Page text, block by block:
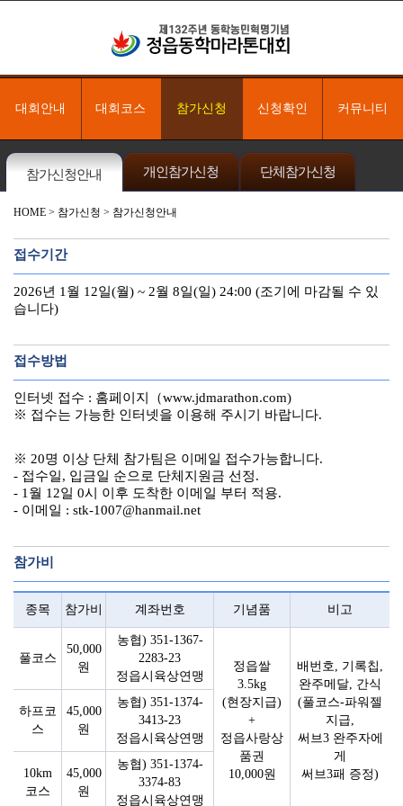
대회안내 대회코스 참가신청 신청확인 커뮤니티
참가신청안내 개인참가신청 단체참가신청
HOME > 참가신청 > 참가신청안내
접수기간
2026년 1월 12일(월) ~ 2월 8일(일) 24:00 (조기에 마감될 수 있
습니다)
접수방법
인터넷 접수 : 홈페이지（www.jdmarathon.com)
※ 접수는 가능한 인터넷을 이용해 주시기 바랍니다.
※ 20명 이상 단체 참가팀은 이메일 접수가능합니다.
- 접수일, 입금일 순으로 단체지원금 선정.
- 1월 12일 0시 이후 도착한 이메일 부터 적용.
- 이메일 : stk-1007@hanmail.net
참가비
종목 참가비 계좌번호 기념품 비고
풀코스
50,000
원
농협) 351-1367-
2283-23
정읍시육상연맹
정읍쌀
3.5kg
(현장지급)
+
정읍사랑상
품권
10,000원
배번호, 기록칩,
완주메달, 간식
(풀코스-파워젤
지급,
써브3 완주자에
게
써브3패 증정)
하프코
스
45,000
원
농협) 351-1374-
3413-23
정읍시육상연맹
10km
코스
45,000
원
농협) 351-1374-
3374-83
정읍시육상연맹